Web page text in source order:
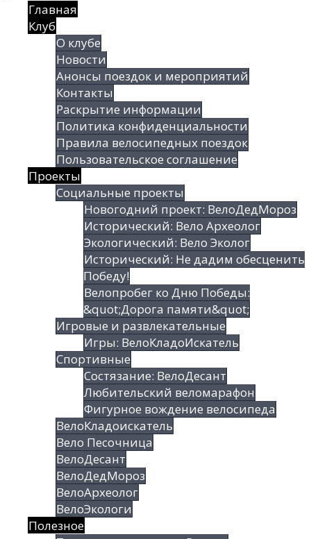
Главная
Клуб
О клубе
Новости
Анонсы поездок и мероприятий
Контакты
Раскрытие информации
Политика конфиденциальности
Правила велосипедных поездок
Пользовательское соглашение
Проекты
Социальные проекты
Новогодний проект: ВелоДедМороз
Исторический: Вело Археолог
Экологический: Вело Эколог
Исторический: Не дадим обесценить
Победу!
Велопробег ко Дню Победы:
&quot;Дорога памяти&quot;
Игровые и развлекательные
Игры: ВелоКладоИскатель
Спортивные
Состязание: ВелоДесант
Любительский веломарафон
Фигурное вождение велосипеда
ВелоКладоискатель
Вело Песочница
ВелоДесант
ВелоДедМороз
ВелоАрхеолог
ВелоЭкологи
Полезное